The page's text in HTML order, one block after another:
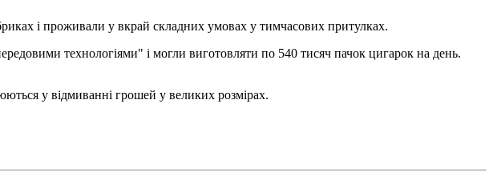
і проживали у вкрай складних умовах у тимчасових притулках.
технологіями" і могли виготовляти по 540 тисяч пачок цигарок на день.
у відмиванні грошей у великих розмірах.